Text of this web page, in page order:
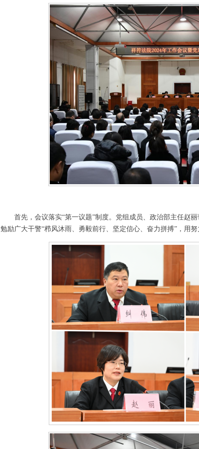
首先，会议落实“第一议题”制度。党组成员、政治部主任赵
勉励广大干警“栉风沐雨、勇毅前行、坚定信心、奋力拼搏”，用